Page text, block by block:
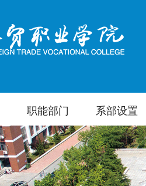
职能部门 系部设置